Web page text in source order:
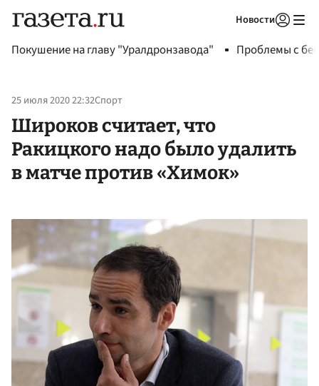
Новости
Покушение на главу "Уралдронзавода" Проблемы с
25 июля 2020 22:32Спорт
Широков считает, что
Ракицкого надо было удалить
в матче против «Химок»